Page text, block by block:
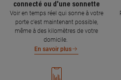
connecté ou d'une sonnette
Voir en temps réel qui sonne à votre
porte c’est maintenant possible,
même à des kilomètres de votre
domicile.
En savoir plus